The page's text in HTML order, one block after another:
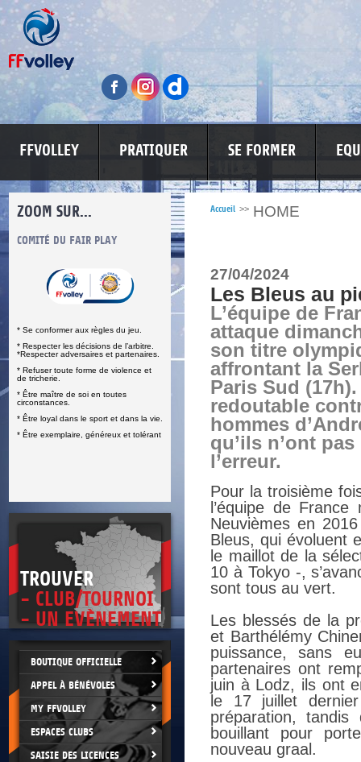
FFVOLLEY PRATIQUER SE FORMER
ZOOM SUR...
COMITÉ DU FAIR PLAY
* Se conformer aux règles du jeu.
* Respecter les décisions de l’arbitre.
*Respecter adversaires et partenaires.
* Refuser toute forme de violence et
de tricherie.
* Être maître de soi en toutes
circonstances.
* Être loyal dans le sport et dans la vie.
* Être exemplaire, généreux et tolérant
LUTTE CONTRE LES VIOLENCES
TROUVER
- CLUB/TOURNOI
- UN EVÈNEMENT
BOUTIQUE OFFICIELLE
APPEL À BÉNÉVOLES
MY FFVOLLEY
ESPACES CLUBS
SAISIE DES LICENCES
Accueil >> HOME
27/04/2024
Les Bleus au
L’équipe de
attaque
son titre
affrontant la
Paris Sud
redoutable
hommes
qu’ils n’ont
l’erreur.
Pour la troisième
l’équipe de
Neuvièmes en
Bleus, qui évoluent
le maillot de la
10 à Tokyo -,
sont tous au vert.
Les blessés de la
et Barthélémy
puissance, sans
partenaires ont
juin à Lodz, ils ont
le 17 juillet
préparation,
bouillant pour
nouveau graal.